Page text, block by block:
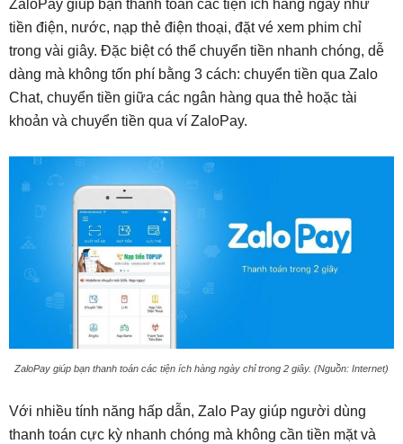
ZaloPay giúp bạn thanh toán các tiện ích hàng ngày như
tiền điện, nước, nạp thẻ điện thoại, đặt vé xem phim chỉ
trong vài giây. Đặc biệt có thể chuyển tiền nhanh chóng, dễ
dàng mà không tốn phí bằng 3 cách: chuyển tiền qua Zalo
Chat, chuyển tiền giữa các ngân hàng qua thẻ hoặc tài
khoản và chuyển tiền qua ví ZaloPay.
ZaloPay giúp bạn thanh toán các tiện ích hàng ngày chỉ trong 2 giây. (Nguồn: Internet)
Với nhiều tính năng hấp dẫn, Zalo Pay giúp người dùng
thanh toán cực kỳ nhanh chóng mà không cần tiền mặt và